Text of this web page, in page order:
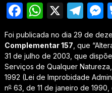
Facebook
X
Foi publicada no dia 29 de
Complementar 157 , que
31 de julho de 2003, que
Serviços de Qualquer
1992 (Lei de Improbidade
no63, de 11 de janeiro de